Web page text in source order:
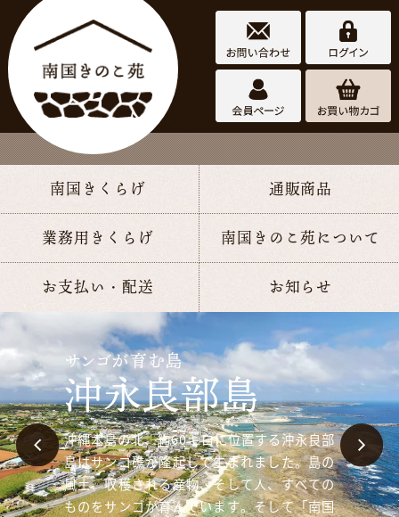
南国きの
こ苑
南国きくらげ 通販商品
業務用きくらげ 南国きのこ苑について
お支払い・配送 お知らせ
サンゴの石垣蔵が育てた
南国きくらげ
サンゴ起源の石垣蔵で育てた、肉厚プリプリ
の純国産きくらげ。きくらげにとって最適な
高温多湿の環境で、美味しく育て上げまし
た。当苑ならではの食感をどうぞ召し上が
サンゴが育む島
沖永良部島
沖縄本島の北、約60キロに位置する沖永良部
島はサンゴ礁が隆起して生まれました。島の
風土、収穫される産物、そして人、すべての
ものをサンゴが育んでいます。そして「南国